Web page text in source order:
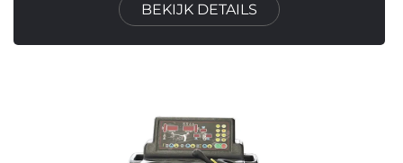
BEKIJK DETAILS